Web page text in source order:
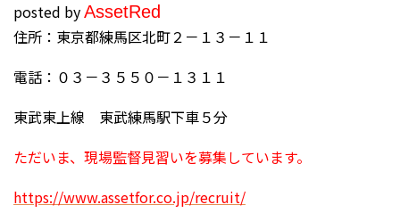
posted byAssetRed
住所：東京都練馬区北町２－１３－１１
電話：０３－３５５０－１３１１
東武東上線 東武練馬駅下車５分
ただいま、現場監督見習いを募集しています。
https://www.assetfor.co.jp/recruit/